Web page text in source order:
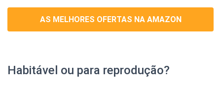
AS MELHORES OFERTAS NA AMAZON
Habitável ou para reprodução?